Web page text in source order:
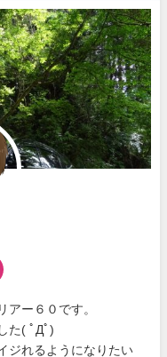
アー６０です。
た( ﾟДﾟ)
ジれるようになりたい